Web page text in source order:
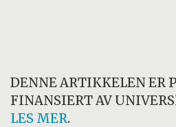
DENNE ARTIKKELEN ER
FINANSIERT AV
LES MER.